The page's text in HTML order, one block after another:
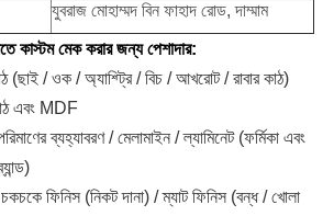
যুবরাজ মোহাম্মদ বিন ফাহাদ রোড, দাম্মাম
কাস্টম মেক করার জন্য পেশাদার:
(ছাই / ওক / অ্যাশ্ট্রি / বিচ / আখরোট / রাবার কাঠ)
এবং MDF
ব্যহ্যাবরণ / মেলামাইন / ল্যামিনেট (ফর্মিকা এবং
ফিনিস (নিকট দানা) / ম্যাট ফিনিস (বন্ধ / খোলা